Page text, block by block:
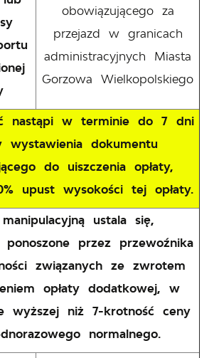
obowiązującego za
przejazd w granicach
administracyjnych Miasta
Gorzowa Wielkopolskiego
nastąpi w terminie do 7 dni
wystawienia dokumentu
do uiszczenia opłaty,
upust wysokości tej opłaty.
ustala się,
ponoszone przez przewoźnika
związanych ze zwrotem
opłaty dodatkowej, w
wyższej niż 7-krotność ceny
normalnego.